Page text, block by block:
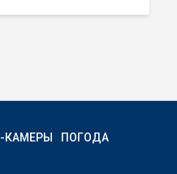
КАМЕРЫ
ПОГОДА